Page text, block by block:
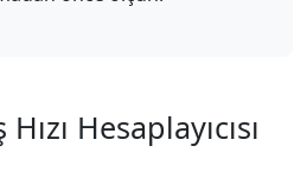
Hesaplayıcısı